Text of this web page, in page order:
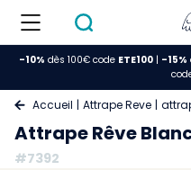
-10% dès 100€ code ETE100| -15%
Accueil Attrape Reve
Attrape Rêve
#7392